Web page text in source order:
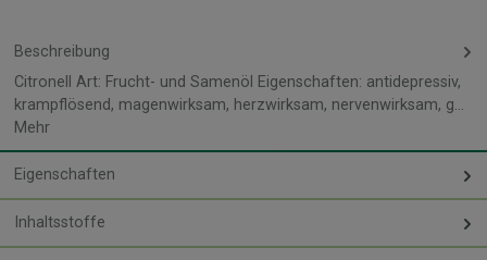
Beschreibung
Citronell Art: Frucht- und Samenöl Eigenschaften: antidepressiv,
krampflösend, magenwirksam, herzwirksam, nervenwirksam, g…
Mehr
Eigenschaften
Inhaltsstoffe